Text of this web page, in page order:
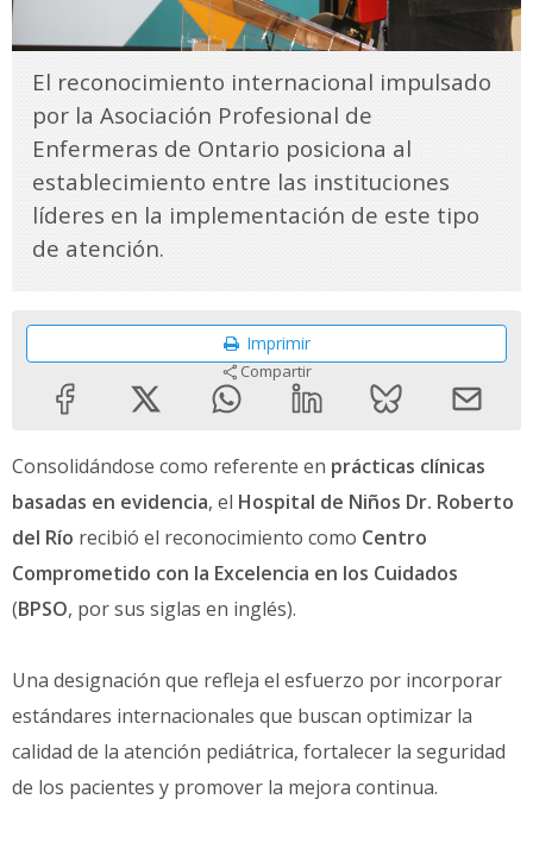
El reconocimiento internacional impulsado
por la Asociación Profesional de
Enfermeras de Ontario posiciona al
establecimiento entre las instituciones
líderes en la implementación de este tipo
de atención.
Imprimir
Compartir
Consolidándose como referente en prácticas clínicas
basadas en evidencia, el Hospital de Niños Dr. Roberto
del Río recibió el reconocimiento como Centro
Comprometido con la Excelencia en los Cuidados
(BPSO, por sus siglas en inglés).
Una designación que refleja el esfuerzo por incorporar
estándares internacionales que buscan optimizar la
calidad de la atención pediátrica, fortalecer la seguridad
de los pacientes y promover la mejora continua.